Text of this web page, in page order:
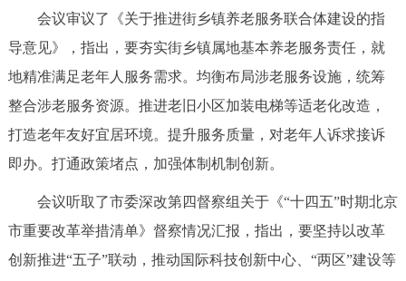
会议审议了《关于推进街乡镇养老服务联合体建设的指
导意见》，指出，要夯实街乡镇属地基本养老服务责任，就
地精准满足老年人服务需求。均衡布局涉老服务设施，统筹
整合涉老服务资源。推进老旧小区加装电梯等适老化改造，
打造老年友好宜居环境。提升服务质量，对老年人诉求接诉
即办。打通政策堵点，加强体制机制创新。
会议听取了市委深改第四督察组关于《“十四五”时期北京
市重要改革举措清单》督察情况汇报，指出，要坚持以改革
创新推进“五子”联动，推动国际科技创新中心、“两区”建设等